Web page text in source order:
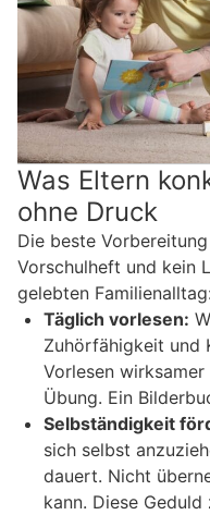
Was Eltern
ohne Druck
Die beste
Vorschulheft und kein
gelebten Familienalltag:
Täglich vorlesen:
Zuhörfähigkeit und
Vorlesen
Übung. Ein
Selbständigkeit
sich selbst
dauert. Nicht
kann. Diese